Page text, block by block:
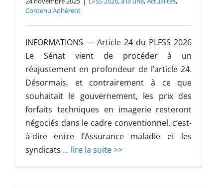
Contenu Adhérent
INFORMATIONS — Article 24 du PLFSS 2026
Le Sénat vient de procéder à un
réajustement en profondeur de l’article 24.
Désormais, et contrairement à ce que
souhaitait le gouvernement, les prix des
forfaits techniques en imagerie resteront
négociés dans le cadre conventionnel, c’est-
à-dire entre l’Assurance maladie et les
syndicats ... lire la suite >>